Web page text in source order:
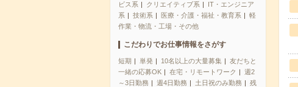
ビス系
クリエイティブ系
IT・エンジニア
系
技術系 医療・介護・福祉・教育系
軽
作業・物流・工場・その他
こだわりでお仕事情報をさがす
短期 単発 10名以上の大量募集
友だちと
一緒の応募OK
在宅・リモートワーク
週2
～3日勤務
週4日勤務 土日祝のみ勤務
残